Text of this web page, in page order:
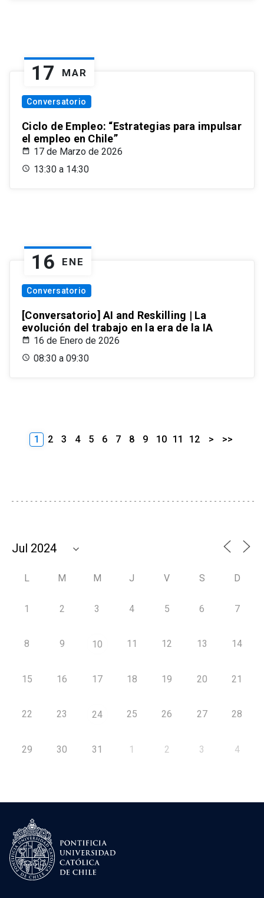
17 MAR
Conversatorio
Ciclo de Empleo: “Estrategias para impulsar
el empleo en Chile”
17 de Marzo de 2026
13:30 a 14:30
16 ENE
Conversatorio
[Conversatorio] AI and Reskilling | La
evolución del trabajo en la era de la IA
16 de Enero de 2026
08:30 a 09:30
1 2 3 4 5 6 7 8 9 10 11 12 > >>
L M M J V S D
1 2 3 4 5 6 7
8 9 10 11 12 13 14
15 16 17 18 19 20 21
22 23 24 25 26 27 28
29 30 31 1 2 3 4